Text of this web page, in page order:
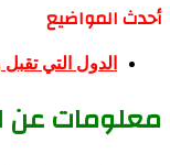
أحدث المواضيع
الدول التي
معلومات عن